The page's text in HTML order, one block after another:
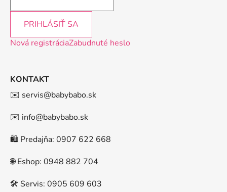
PRIHLÁSIŤ SA
Nová registráciaZabudnuté heslo
KONTAKT
✉️ servis@babybabo.sk
✉️ info@babybabo.sk
🛍️ Predajňa: 0907 622 668
🌐 Eshop: 0948 882 704
🛠️ Servis: 0905 609 603